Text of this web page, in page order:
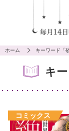
ホーム キーワード「
キ